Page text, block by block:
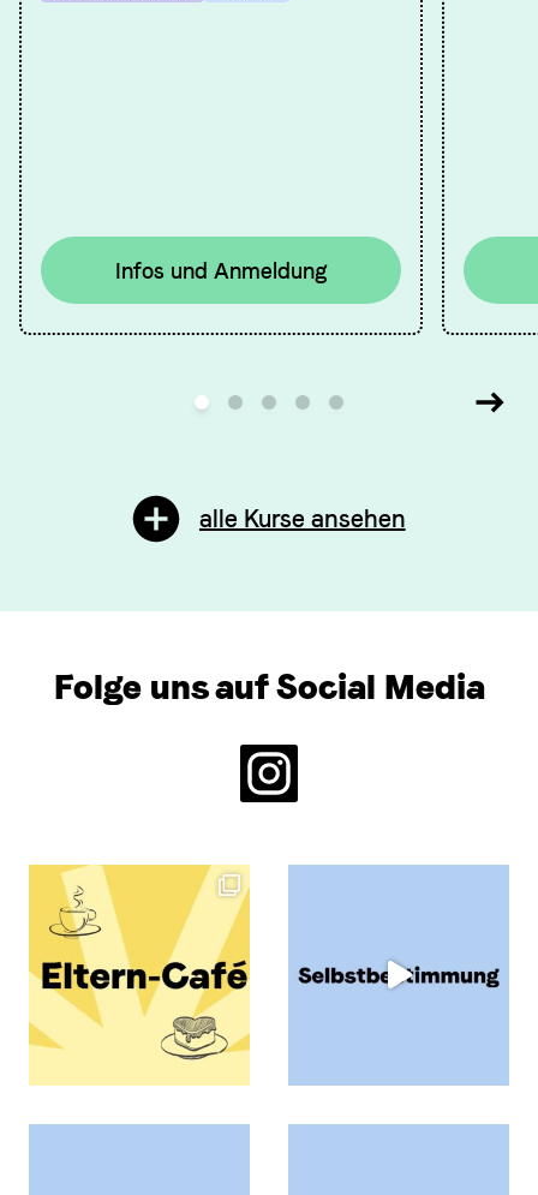
Infos und Anmeldung
alle Kurse ansehen
Folge uns auf Social Media